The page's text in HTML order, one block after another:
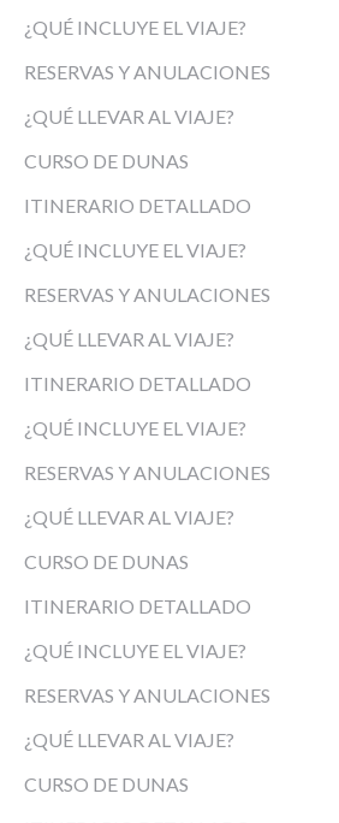
¿QUÉ INCLUYE EL VIAJE?
RESERVAS Y ANULACIONES
¿QUÉ LLEVAR AL VIAJE?
CURSO DE DUNAS
ITINERARIO DETALLADO
¿QUÉ INCLUYE EL VIAJE?
RESERVAS Y ANULACIONES
¿QUÉ LLEVAR AL VIAJE?
ITINERARIO DETALLADO
¿QUÉ INCLUYE EL VIAJE?
RESERVAS Y ANULACIONES
¿QUÉ LLEVAR AL VIAJE?
CURSO DE DUNAS
ITINERARIO DETALLADO
¿QUÉ INCLUYE EL VIAJE?
RESERVAS Y ANULACIONES
¿QUÉ LLEVAR AL VIAJE?
CURSO DE DUNAS